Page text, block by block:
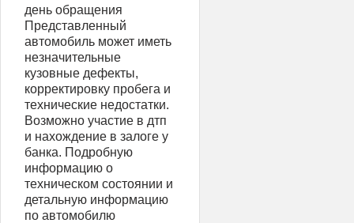
день обращения
Представленный
автомобиль может иметь
незначительные
кузовные дефекты,
корректировку пробега и
технические недостатки.
Возможно участие в дтп
и нахождение в залоге у
банка. Подробную
информацию о
техническом состоянии и
детальную информацию
по автомобилю